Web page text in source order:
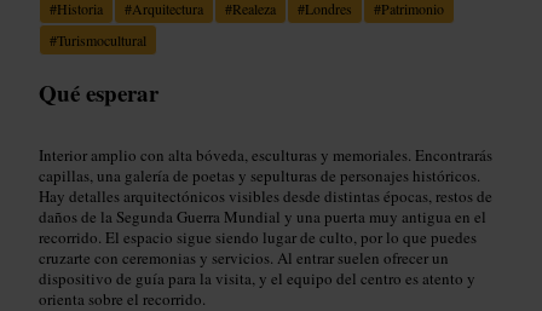
#Historia #Arquitectura #Realeza #Londres #Patrimonio
#Turismocultural
Qué esperar
Interior amplio con alta bóveda, esculturas y memoriales. Encontrarás
capillas, una galería de poetas y sepulturas de personajes históricos.
Hay detalles arquitectónicos visibles desde distintas épocas, restos de
daños de la Segunda Guerra Mundial y una puerta muy antigua en el
recorrido. El espacio sigue siendo lugar de culto, por lo que puedes
cruzarte con ceremonias y servicios. Al entrar suelen ofrecer un
dispositivo de guía para la visita, y el equipo del centro es atento y
orienta sobre el recorrido.